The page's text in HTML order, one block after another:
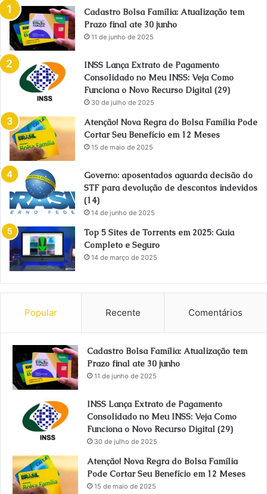
Cadastro Bolsa Família: Atualização tem
Prazo final ate 30 junho
11 de junho de 2025
INSS Lança Extrato de Pagamento
Consolidado no Meu INSS: Veja Como
Funciona o Novo Recurso Digital (29)
30 de julho de 2025
Atenção! Nova Regra do Bolsa Família Pode
Cortar Seu Benefício em 12 Meses
15 de maio de 2025
Governo: aposentados aguarda decisão do
STF para devolução de descontos indevidos
(14)
14 de junho de 2025
Top 5 Sites de Torrents em 2025: Guia
Completo e Seguro
14 de março de 2025
Popular Recente Comentários
Cadastro Bolsa Família: Atualização tem
Prazo final ate 30 junho
11 de junho de 2025
INSS Lança Extrato de Pagamento
Consolidado no Meu INSS: Veja Como
Funciona o Novo Recurso Digital (29)
30 de julho de 2025
Atenção! Nova Regra do Bolsa Família
Pode Cortar Seu Benefício em 12 Meses
15 de maio de 2025